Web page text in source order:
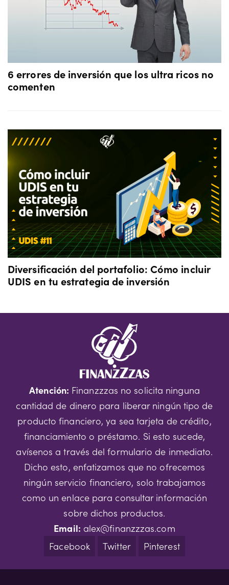
6 errores de inversión que los ultra ricos no
comenten
Diversificación del portafolio: Cómo incluir
UDIS en tu estrategia de inversión
Atención: Finanzzzas no solicita ninguna
cantidad de dinero para liberar ningún tipo de
producto financiero, ya sea tarjeta de crédito,
financiamiento o préstamo. Si esto sucede,
avísenos a través del formulario de inmediato.
Dicho esto, enfatizamos que no ofrecemos
ningún servicio financiero, solo trabajamos
como un enlace para consultar información
sobre dichos productos.
Email: alex@finanzzzas.com
Facebook
Twitter Pinterest